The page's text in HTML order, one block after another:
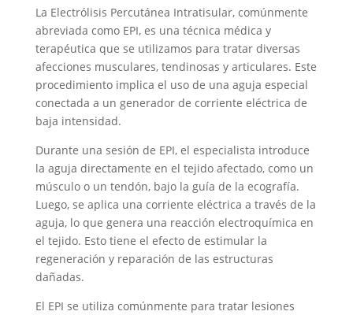
La Electrólisis Percutánea Intratisular, comúnmente
abreviada como EPI, es una técnica médica y
terapéutica que se utilizamos para tratar diversas
afecciones musculares, tendinosas y articulares. Este
procedimiento implica el uso de una aguja especial
conectada a un generador de corriente eléctrica de
baja intensidad.
Durante una sesión de EPI, el especialista introduce
la aguja directamente en el tejido afectado, como un
músculo o un tendón, bajo la guía de la ecografía.
Luego, se aplica una corriente eléctrica a través de la
aguja, lo que genera una reacción electroquímica en
el tejido. Esto tiene el efecto de estimular la
regeneración y reparación de las estructuras
dañadas.
El EPI se utiliza comúnmente para tratar lesiones